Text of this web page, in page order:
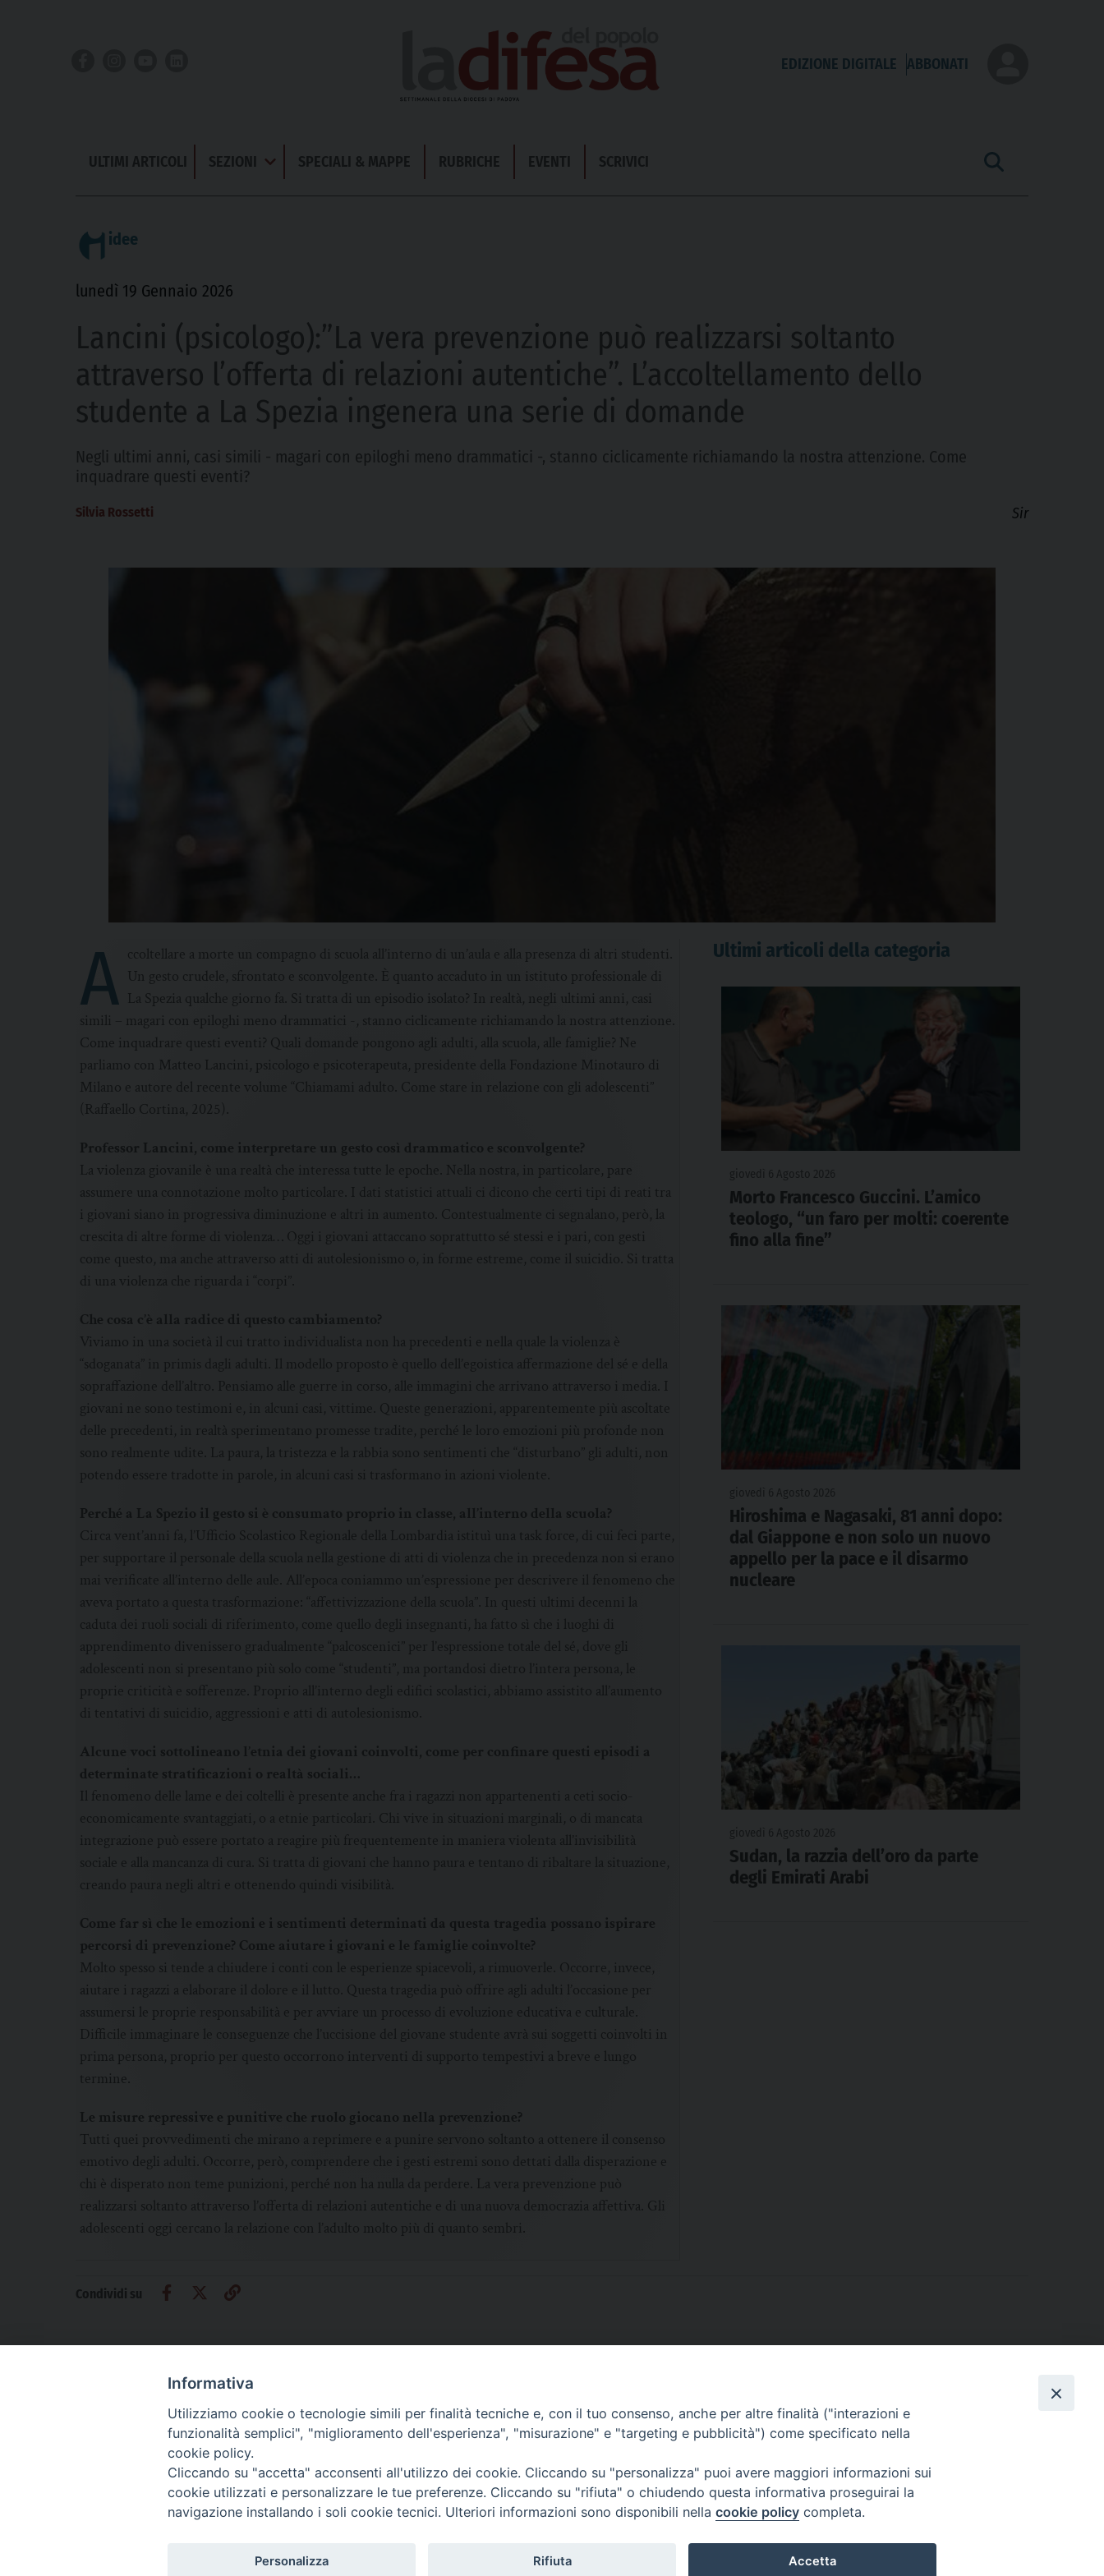
EDIZIONE DIGITALE ABBONATI
ULTIMI ARTICOLI SEZIONI
Apri
Menu
SPECIALI & MAPPE RUBRICHE EVENTI SCRIVICI
idee
lunedì 19 Gennaio 2026
Lancini (psicologo):”La vera prevenzione può realizzarsi soltanto
attraverso l’offerta di relazioni autentiche”. L’accoltellamento dello
studente a La Spezia ingenera una serie di domande
Negli ultimi anni, casi simili - magari con epiloghi meno drammatici -, stanno ciclicamente richiamando la nostra attenzione. Come
inquadrare questi eventi?
Silvia Rossetti Sir
A ccoltellare a morte un compagno di scuola all’interno di un’aula e alla presenza di altri studenti.
Un gesto crudele, sfrontato e sconvolgente. È quanto accaduto in un istituto professionale di
La Spezia qualche giorno fa. Si tratta di un episodio isolato? In realtà, negli ultimi anni, casi
simili – magari con epiloghi meno drammatici -, stanno ciclicamente richiamando la nostra attenzione.
Come inquadrare questi eventi? Quali domande pongono agli adulti, alla scuola, alle famiglie? Ne
parliamo con Matteo Lancini, psicologo e psicoterapeuta, presidente della Fondazione Minotauro di
Milano e autore del recente volume “Chiamami adulto. Come stare in relazione con gli adolescenti”
(Raffaello Cortina, 2025).
Professor Lancini, come interpretare un gesto così drammatico e sconvolgente?
La violenza giovanile è una realtà che interessa tutte le epoche. Nella nostra, in particolare, pare
assumere una connotazione molto particolare. I dati statistici attuali ci dicono che certi tipi di reati tra
i giovani siano in progressiva diminuzione e altri in aumento. Contestualmente ci segnalano, però, la
crescita di altre forme di violenza… Oggi i giovani attaccano soprattutto sé stessi e i pari, con gesti
come questo, ma anche attraverso atti di autolesionismo o, in forme estreme, come il suicidio. Si tratta
di una violenza che riguarda i “corpi”.
Che cosa c’è alla radice di questo cambiamento?
creando paura negli altri e ottenendo quindi visibilità.
Come far sì che le emozioni e i sentimenti determinati da questa tragedia possano ispirare
percorsi di prevenzione? Come aiutare i giovani e le famiglie coinvolte?
Molto spesso si tende a chiudere i conti con le esperienze spiacevoli, a rimuoverle. Occorre, invece,
aiutare i ragazzi a elaborare il dolore e il lutto. Questa tragedia può offrire agli adulti l’occasione per
assumersi le proprie responsabilità e per avviare un processo di evoluzione educativa e culturale.
Difficile immaginare le conseguenze che l’uccisione del giovane studente avrà sui soggetti coinvolti in
prima persona, proprio per questo occorrono interventi di supporto tempestivi a breve e lungo
termine.
Le misure repressive e punitive che ruolo giocano nella prevenzione?
Tutti quei provvedimenti che mirano a reprimere e a punire servono soltanto a ottenere il consenso
emotivo degli adulti. Occorre, però, comprendere che i gesti estremi sono dettati dalla disperazione e
chi è disperato non teme punizioni, perché non ha nulla da perdere. La vera prevenzione può
realizzarsi soltanto attraverso l’offerta di relazioni autentiche e di una nuova democrazia affettiva. Gli
adolescenti oggi cercano la relazione con l’adulto molto più di quanto sembri.
Ultimi articoli della categoria
Morto Francesco Guccini. L’amico
teologo, “un faro per molti: coerente
fino alla fine”
Hiroshima e Nagasaki, 81 anni dopo:
dal Giappone e non solo un nuovo
appello per la pace e il disarmo
nucleare
Sudan, la razzia dell’oro da parte
degli Emirati Arabi
Condividi su
AMMINISTRAZIONE TRASPARENTE SCRIVICI
La Difesa del Popolo percepisce i contributi pubblici all'editoria.
La Difesa del Popolo è una testata registrata presso il Tribunale di Padova decreto del 15 giugno 1950 al n. 37 del registro periodici.
Informativa
Utilizziamo cookie o tecnologie simili per finalità tecniche e, con il tuo consenso, anche per altre finalità ("interazioni e
funzionalità semplici", "miglioramento dell'esperienza", "misurazione" e "targeting e pubblicità") come specificato nella
cookie policy.
Cliccando su "accetta" acconsenti all'utilizzo dei cookie. Cliccando su "personalizza" puoi avere maggiori informazioni sui
cookie utilizzati e personalizzare le tue preferenze. Cliccando su "rifiuta" o chiudendo questa informativa proseguirai la
navigazione installando i soli cookie tecnici. Ulteriori informazioni sono disponibili nella cookie policy completa.
Personalizza Rifiuta Accetta